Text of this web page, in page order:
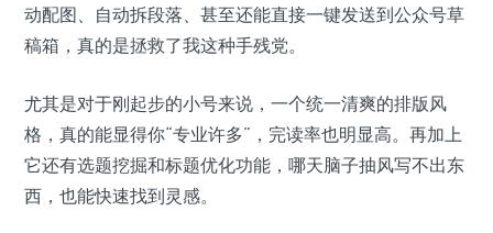
动配图、自动拆段落、甚至还能直接一键发送到公众号草
稿箱，真的是拯救了我这种手残党。
尤其是对于刚起步的小号来说，一个统一清爽的排版风
格，真的能显得你“专业许多”，完读率也明显高。再加上
它还有选题挖掘和标题优化功能，哪天脑子抽风写不出东
西，也能快速找到灵感。